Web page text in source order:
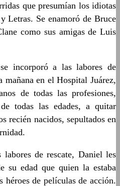
que presumían los idiotas
Letras. Se enamoró de Bruce
como sus amigas de Luis
incorporó a las labores de
mañana en el Hospital Juárez,
de todas las profesiones,
todas las edades, a quitar
recién nacidos, sepultados en
de rescate, Daniel les
su edad que quien la estaba
héroes de películas de acción.